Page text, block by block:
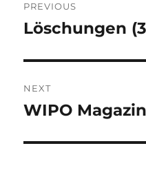
navigation
PREVIOUS
Previous
Löschungen
NEXT
Next
WIPO